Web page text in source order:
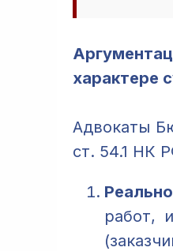
характере
Адвокаты
ст. 54.1 НК
работ,